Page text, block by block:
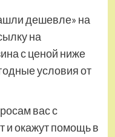
дешевле» на
на
с ценой ниже
условия от
вас с
и окажут помощь в